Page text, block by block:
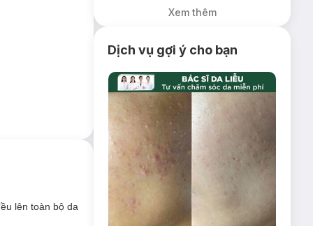
lên toàn bộ da
Xem thêm
Dịch vụ gợi ý cho bạn